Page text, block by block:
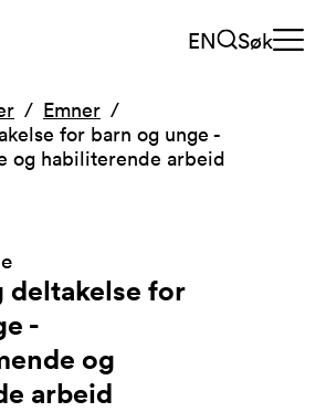
EN Søk
Emner
for barn og unge -
og habiliterende arbeid
for
-
og
arbeid